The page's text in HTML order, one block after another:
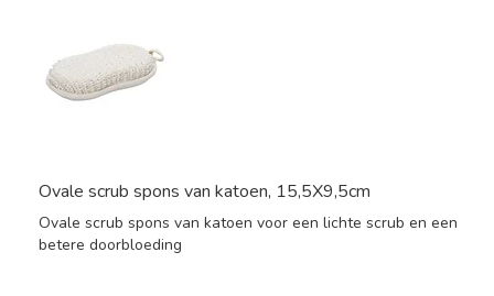
Ovale scrub spons van katoen, 15,5X9,5cm
Ovale scrub spons van katoen voor een lichte scrub en een
betere doorbloeding